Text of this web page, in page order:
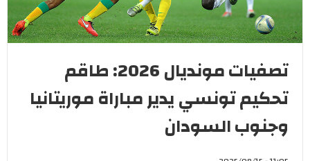
تصفيات مونديال 2026: طاقم
تحكيم تونسي يدير مباراة موريتانيا
وجنوب السودان